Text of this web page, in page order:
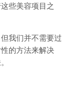
些美容项目之
我们并不需要过
的方法来解决